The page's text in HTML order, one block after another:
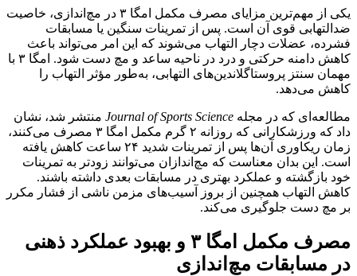
یکی از مهم‌ترین مزایای مصرف مکمل امگا ۳ در مچ‌اندازی، خاصیت
ضدالتهابی قوی آن است. پس از تمرینات سنگین یا مسابقات
فشرده، عضلات دچار التهاب می‌شوند که این امر می‌تواند باعث
کاهش دامنه حرکتی و درد در ناحیه ساعد و مچ دست شود. امگا ۳ با
مهمان سنتز پروستاگلاندین‌های التهابی، به‌طور مؤثر التهاب را
کاهش می‌دهد.
مطالعه‌ای که در مجله Journal of Sports Science منتشر شد، نشان
داد که ورزشکارانی که روزانه ۲ گرم مکمل امگا ۳ مصرف می‌کنند،
زمان ریکاوری آن‌ها پس از تمرینات شدید ۲۴ ساعت کاهش یافته
است. این بدان معناست که مچ‌اندازان می‌توانند زودتر به تمرینات
خود بازگشته و عملکرد بهتری در مسابقات بعدی داشته باشند.
کاهش التهاب همچنین از بروز آسیب‌های مزمن ناشی از فشار مکرر
بر مچ دست جلوگیری می‌کند.
مصرف مکمل امگا ۳ و بهبود عملکرد ذهنی
در مسابقات مچ‌اندازی